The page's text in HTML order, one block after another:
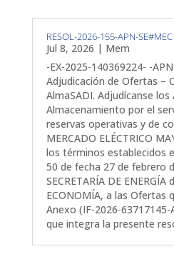
RESOL-2026-155-APN-SE#MEC
Jul 8, 2026 | Mem
-EX-2025-140369224- -
Adjudicación de Ofertas –
AlmaSADI. Adjudícanse los
Almacenamiento por el
reservas operativas y de
MERCADO ELÉCTRICO
los términos establecidos
50 de fecha 27 de febrero
SECRETARÍA DE ENERGÍA
ECONOMÍA, a las Ofertas
Anexo (IF-2026-63717145-
que integra la presente